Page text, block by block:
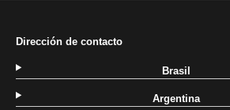
Dirección de contacto
Brasil
Argentina